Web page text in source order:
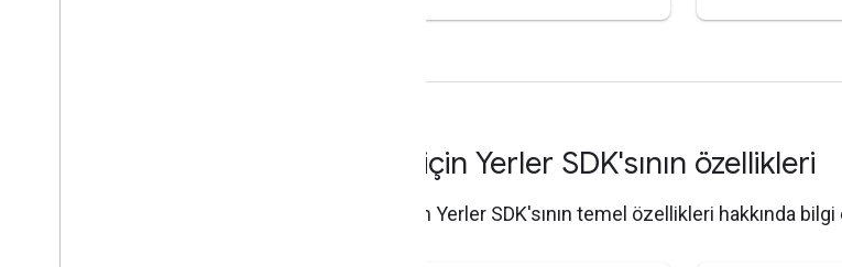
OS için Yerler SDK'sının özellikleri
iOS için Yerler SDK'sının temel özellikleri hakkında